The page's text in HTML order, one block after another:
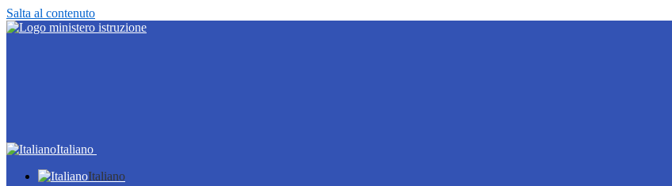
Salta al contenuto
Italiano
Italiano